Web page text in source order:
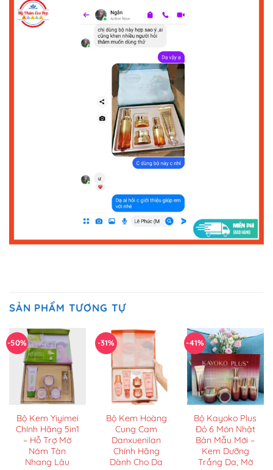
SẢN PHẨM TƯƠNG TỰ
-50%
Bộ Kem Yiyimei
Chính Hãng 5in1
– Hỗ Trợ Mờ
Nám Tàn
Nhang Lâu
-31%
Bộ Kem Hoàng
Cung Cam
Danxuenilan
Chính Hãng
Dành Cho Da
-41%
Bộ Kayoko Plus
Đỏ 6 Món Nhật
Bản Mẫu Mới –
Kem Dưỡng
Trắng Da, Mờ